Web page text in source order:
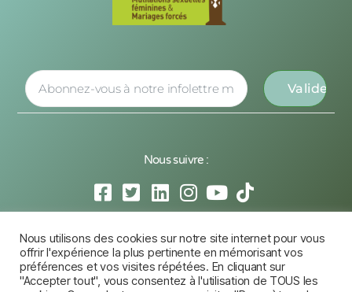
Nous suivre :
© 2026 Tous Droits Réservés Fédération GAMS,
Conception Creative Slashers
Nous utilisons des cookies sur notre site internet pour vous
offrir l'expérience la plus pertinente en mémorisant vos
préférences et vos visites répétées. En cliquant sur
"Accepter tout", vous consentez à l'utilisation de TOUS les